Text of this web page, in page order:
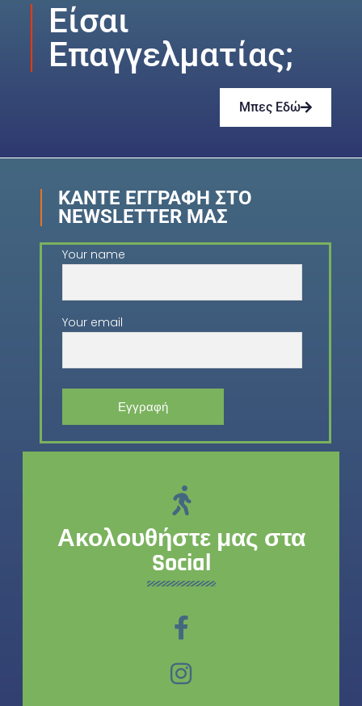
Είσαι
Επαγγελματίας;
Μπες Εδώ
Ακολουθήστε μας στα
Social
ΚΆΝΤΕ ΕΓΓΡΑΦΉ ΣΤΟ
NEWSLETTER ΜΑΣ
Your name
Your email